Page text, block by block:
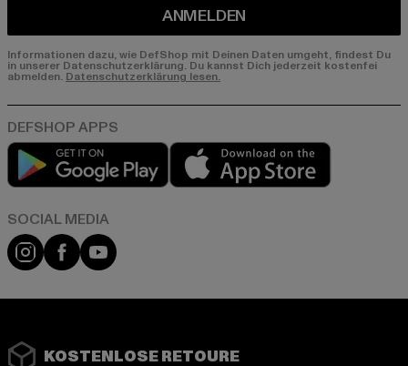
ANMELDEN
Informationen dazu, wie DefShop mit Deinen Daten umgeht, findest Du
in unserer Datenschutzerklärung. Du kannst Dich jederzeit kostenfei
abmelden. Datenschutzerklärung lesen.
Play market
Instagram
FacebookYouTube
KOSTENLOSE RETOURE